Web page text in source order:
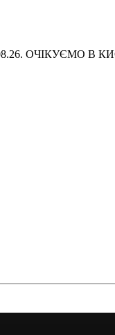
ОЧІКУЄМО В